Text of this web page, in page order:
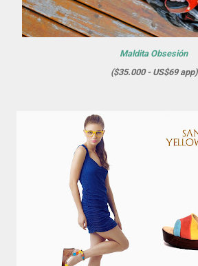
Maldita Obsesión
($35.000 - US$69 app)